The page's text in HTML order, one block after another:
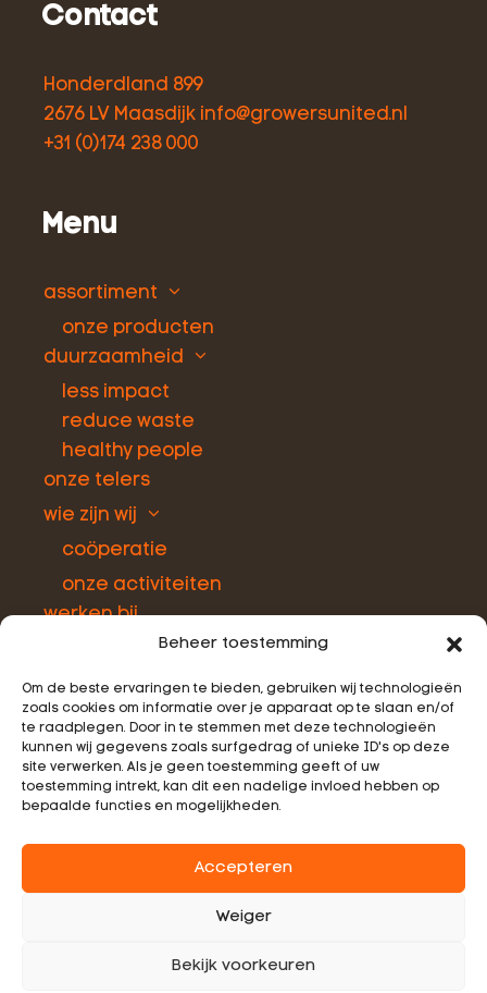
Beheer toestemming
Om de beste ervaringen te bieden, gebruiken wij technologieën
zoals cookies om informatie over je apparaat op te slaan en/of
te raadplegen. Door in te stemmen met deze technologieën
kunnen wij gegevens zoals surfgedrag of unieke ID's op deze
site verwerken. Als je geen toestemming geeft of uw
toestemming intrekt, kan dit een nadelige invloed hebben op
bepaalde functies en mogelijkheden.
Accepteren
Weiger
Bekijk voorkeuren
Contact
Honderdland 899
2676 LV Maasdijk info@growersunited.nl
+31 (0)174 238 000
Menu
assortiment
onze producten
duurzaamheid
less impact
reduce waste
healthy people
onze telers
wie zijn wij
coöperatie
onze activiteiten
werken bij
Werken bij
Wil jij samen met een team bijdragen aan
het succes van Growers United?